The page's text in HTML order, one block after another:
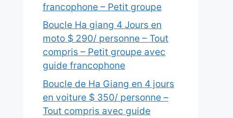
francophone – Petit groupe
Boucle Ha giang 4 Jours en
moto $ 290/ personne – Tout
compris – Petit groupe avec
guide francophone
Boucle de Ha Giang en 4 jours
en voiture $ 350/ personne –
Tout compris avec guide